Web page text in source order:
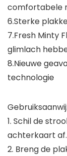
comfortabele
6.Sterke
7.Fresh Minty
glimlach
8.Nieuwe
technologie
1. Schil de
achterkaart af.
2. Breng de